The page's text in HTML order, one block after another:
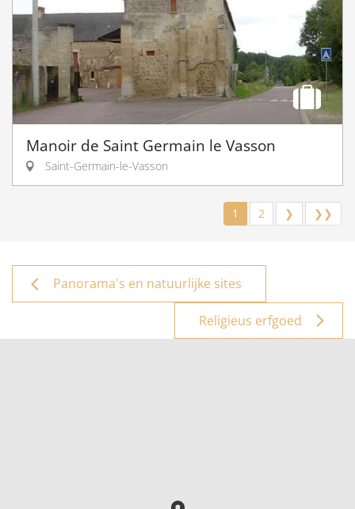
Manoir de Saint Germain le Vasson
Saint-Germain-le-Vasson
1 2 ❯ ❯❯
Panorama's en natuurlijke sites
Religieus erfgoed